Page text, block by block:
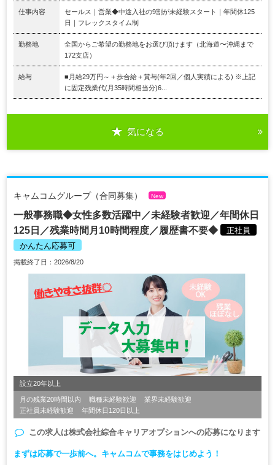
仕事内容
セールス｜営業◆中途入社の9割が未経験スタート｜年間休125
日｜フレックスタイム制
勤務地
全国からご希望の勤務地をお選び頂けます（北海道〜沖縄まで
172支店）
給与
■月給29万円～＋歩合給＋賞与(年2回／個人実績による) ※上記
に固定残業代(月35時間相当分)6...
気になる
キャムコムグループ（合同募集） New
一般事務職◆女性多数活躍中／未経験者歓迎／年間休日
125日／残業時間月10時間程度／履歴書不要◆
正社員
かんたん応募可
掲載終了日：2026/8/20
設立20年以上
月の残業20時間以内 職種未経験歓迎
業界未経験歓迎
正社員未経験歓迎
年間休日120日以上
この求人は株式会社綜合キャリアオプションへの応募になります
まずは応募で一歩前へ。キャムコムで事務をはじめよう！